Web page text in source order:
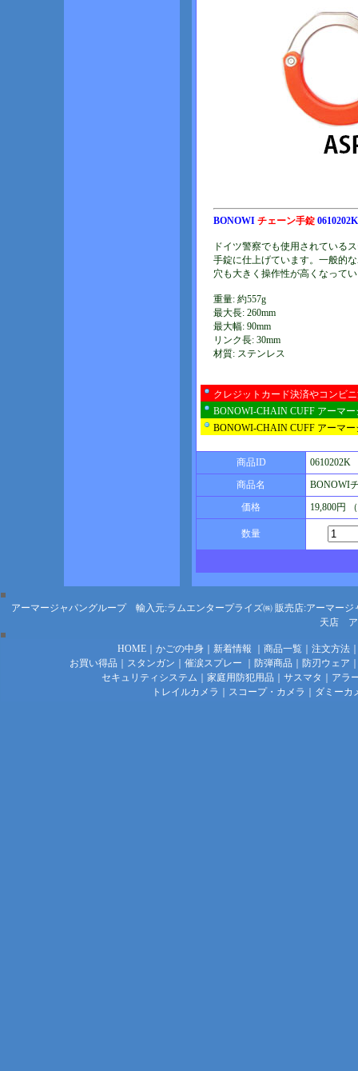
BONOWI チェーン手錠 0610202K
ドイツ警察でも使用されている
手錠に仕上げています。一般的
穴も大きく操作性が高くなって
重量: 約557g
最大長: 260mm
最大幅: 90mm
リンク長: 30mm
材質: ステンレス
クレジットカード決済やコンビ
BONOWI-CHAIN CUFF アーマ
BONOWI-CHAIN CUFF アーマ
商品ID
0610202K
商品名
BONOWI
価格
19,800円
数量
アーマージャパングループ 輸入元:ラムエンタープライズ㈱ 販売店:アーマージ
天店
HOME｜ かごの中身｜ 新着情報 商品一覧｜ 注文方法
お買い得品
スタンガン 催涙スプレー 防弾商品 防刃ウェア
セキュリティシステム
家庭用防犯用品 サスマタ
アラ
トレイルカメラ
スコープ・カメラ ダミーカ